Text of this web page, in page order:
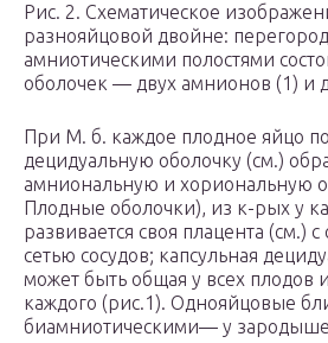
Рис. 2. Схематическое
разнояйцовой двойне:
амниотическими полостями
оболочек — двух амнионов (1) и
При М. б. каждое плодное яйцо
децидуальную оболочку (см.)
амниональную и хориональную
Плодные оболочки), из к-рых у
развивается своя плацента (см.) с
сетью сосудов; капсульная
может быть общая у всех плодов
каждого (рис.1). Однояйцовые
биамниотическими— у